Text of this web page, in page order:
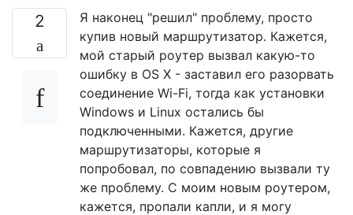
2
Я наконец "решил" проблему, просто
купив новый маршрутизатор. Кажется,
мой старый роутер вызвал какую-то
ошибку в OS X - заставил его разорвать
соединение Wi-Fi, тогда как установки
Windows и Linux остались бы
подключенными. Кажется, другие
маршрутизаторы, которые я
попробовал, по совпадению вызвали ту
же проблему. С моим новым роутером,
кажется, пропали капли, и я могу